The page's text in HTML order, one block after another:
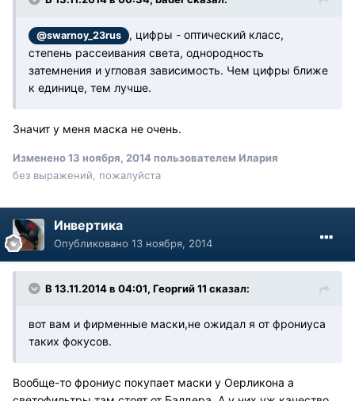
@swarnoy_23rus
, цифры - оптический класс,
степень рассеивания света, однородность
затемнения и угловая зависимость. Чем цифры ближе
к единице, тем лучше.
Значит у меня маска не очень.
Изменено13 ноября, 2014пользователем Илария
без выражений, пожалуйста
Инвертика
Опубликовано 13 ноября, 2014
В 13.11.2014 в 04:01, Георгий 11 сказал:
вот вам и фирменные маски,не ожидал я от фрониуса
таких фокусов.
Вообще-то фрониус покупает маски у Оерликона а